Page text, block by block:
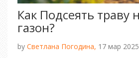
Как Подсеять траву
газон?
by Светлана Погодина, 17 мар